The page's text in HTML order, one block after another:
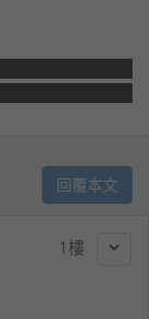
回覆本文
1